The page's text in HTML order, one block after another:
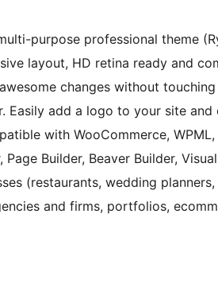
purpose professional theme
layout, HD retina ready and
changes without
Easily add a logo to your site
with WooCommerce,
Builder, Beaver Builder,
(restaurants, wedding
and firms, portfolios,